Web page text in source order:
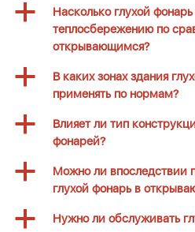
a
Насколько глухой
теплосбережению по
открывающимся?
a
В каких зонах здания
применять по нормам?
a
Влияет ли тип
фонарей?
a
Можно ли впоследствии
глухой фонарь в
a Нужно ли обслуживать